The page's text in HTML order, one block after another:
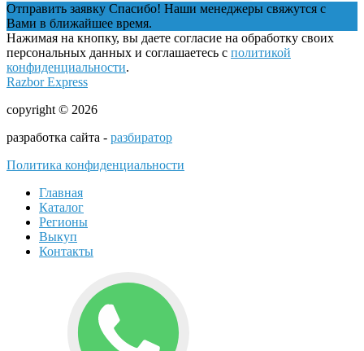
Отправить заявку Спасибо! Наши менеджеры свяжутся с
Вами в ближайшее время.
Нажимая на кнопку, вы даете согласие на обработку своих
персональных данных и соглашаетесь с политикой
конфиденциальности.
Razbor Express
copyright © 2026
разработка сайта - разбиратор
Политика конфиденциальности
Главная
Каталог
Регионы
Выкуп
Контакты